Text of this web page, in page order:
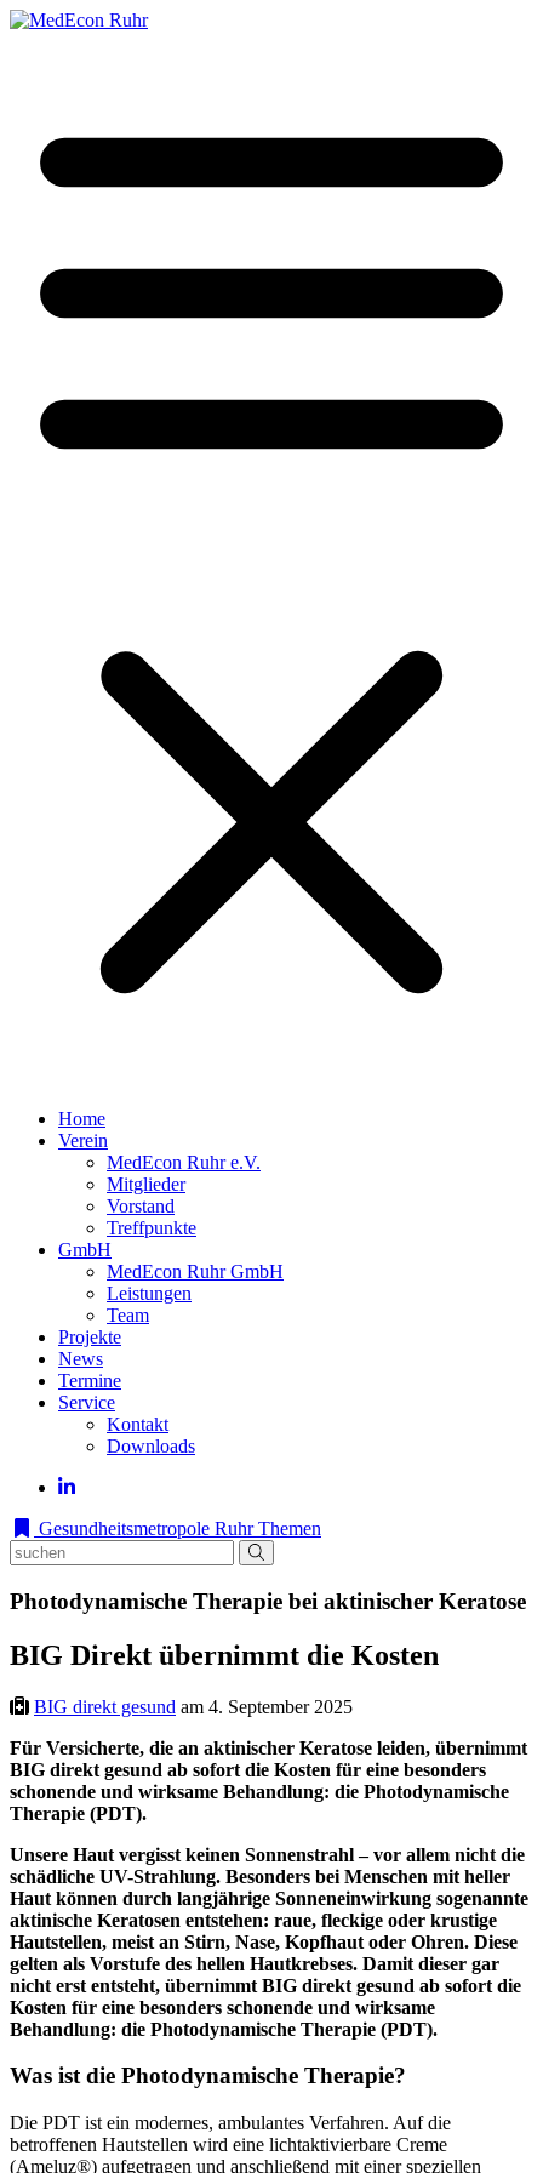
Home
Verein
MedEcon Ruhr e.V.
Mitglieder
Vorstand
Treffpunkte
GmbH
MedEcon Ruhr GmbH
Leistungen
Team
Projekte
News
Termine
Service
Kontakt
Downloads
Gesundheitsmetropole Ruhr Themen
Photodynamische Therapie bei aktinischer Keratose
BIG Direkt übernimmt die Kosten
BIG direkt gesund am 4. September 2025
Für Versicherte, die an aktinischer Keratose leiden, übernimmt
BIG direkt gesund ab sofort die Kosten für eine besonders
schonende und wirksame Behandlung: die Photodynamische
Therapie (PDT).
Unsere Haut vergisst keinen Sonnenstrahl – vor allem nicht die
schädliche UV-Strahlung. Besonders bei Menschen mit heller
Haut können durch langjährige Sonneneinwirkung sogenannte
aktinische Keratosen entstehen: raue, fleckige oder krustige
Hautstellen, meist an Stirn, Nase, Kopfhaut oder Ohren. Diese
gelten als Vorstufe des hellen Hautkrebses. Damit dieser gar
nicht erst entsteht, übernimmt BIG direkt gesund ab sofort die
Kosten für eine besonders schonende und wirksame
Behandlung: die Photodynamische Therapie (PDT).
Was ist die Photodynamische Therapie?
Die PDT ist ein modernes, ambulantes Verfahren. Auf die
betroffenen Hautstellen wird eine lichtaktivierbare Creme
(Ameluz®) aufgetragen und anschließend mit einer speziellen